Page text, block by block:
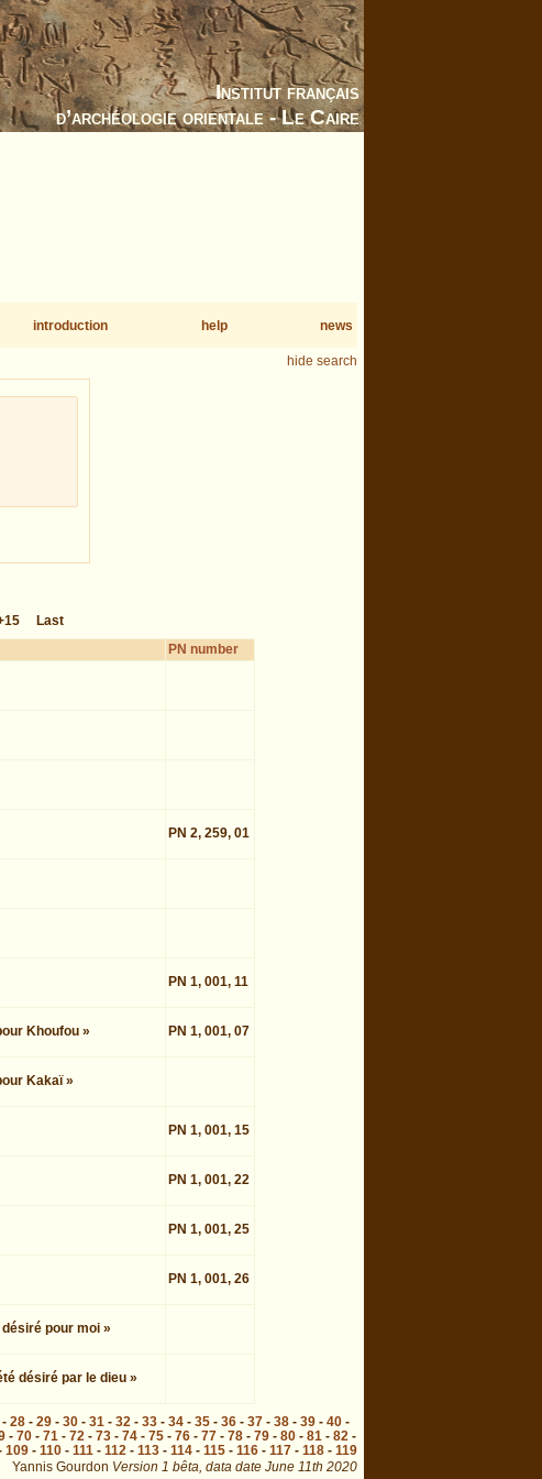
Institut français
d’archéologie orientale - Le Caire
introduction help news
hide search
Last
PN number
PN 2, 259, 01
PN 1, 001, 11
Khoufou » PN 1, 001, 07
Kakaï »
PN 1, 001, 15
PN 1, 001, 22
PN 1, 001, 25
PN 1, 001, 26
pour moi »
désiré par le dieu »
28- 29- 30- 31- 32- 33- 34- 35- 36- 37- 38- 39- 40-
- 70- 71- 72- 73- 74- 75- 76- 77- 78- 79- 80- 81- 82-
109- 110- 111- 112- 113- 114- 115- 116- 117- 118- 119
Yannis Gourdon Version 1 bêta,data date June 11th 2020